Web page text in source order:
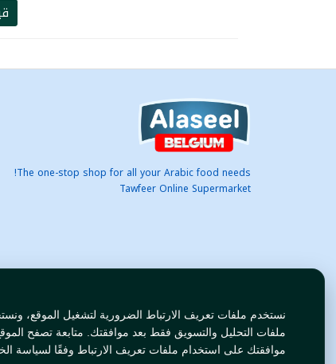
نستخدم ملفات تعريف الارتباط الضرورية لتشغيل الموقع،
ملفات التحليل والتسويق فقط بعد موافقتك. متابعة تصفح
موافقتك على استخدام ملفات تعريف الارتباط وفقًا لسياسة
The one-stop shop for all your Arabic food needs!
Tawfeer Online Supermarket